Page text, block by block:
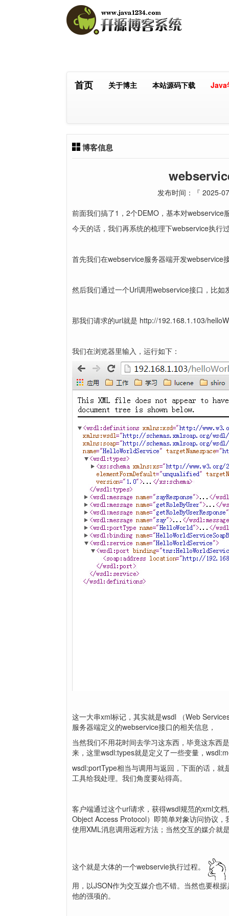
首页 关于博主 本站源码下载 Java
博客信息
发布时间：『 2025-
前面我们搞了1，2个DEMO，基本对webservice
今天的话，我们再系统的梳理下webservice执行
首先我们在webservice服务器端开发webservice
然后我们通过一个Url调用webservice接口，比
那我们请求的url就是 http://192.168.1.103/
我们在浏览器里输入，运行如下：
这一大串xml标记，其实就是wsdl （Web
服务器端定义的webservice接口的相关信息，
当然我们不用花时间去学习这东西，毕竟这东西
来，这里wsdl:types就是定义了一些变量，
wsdl:portType相当与调用与返回，下面的话，
工具给我处理。我们角度要站得高。
客户端通过这个url请求，获得wsdl规范的xml文
Object Access Protocol）即简单对象访问协议
使用XML消息调用远程方法；当然交互的媒介就
这个就是大体的一个webservie执行过程。
用，以JSON作为交互媒介也不错。当然也要根
他的强项的。